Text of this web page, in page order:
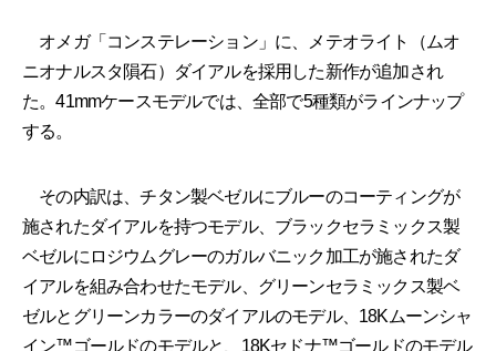
オメガ「コンステレーション」に、メテオライト（ムオ
ニオナルスタ隕石）ダイアルを採用した新作が追加され
た。41mmケースモデルでは、全部で5種類がラインナップ
する。
その内訳は、チタン製ベゼルにブルーのコーティングが
施されたダイアルを持つモデル、ブラックセラミックス製
ベゼルにロジウムグレーのガルバニック加工が施されたダ
イアルを組み合わせたモデル、グリーンセラミックス製ベ
ゼルとグリーンカラーのダイアルのモデル、18Kムーンシャ
イン™ゴールドのモデルと、18Kセドナ™ゴールドのモデル